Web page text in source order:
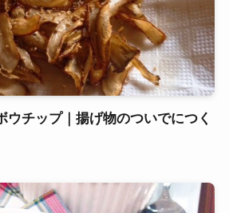
ウチップ｜揚げ物のついでにつく